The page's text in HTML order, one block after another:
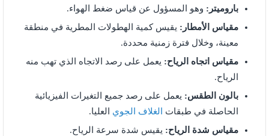
باروميتر: وهو المسؤول عن قياس ضغط الهواء.
مقياس الأمطار: يقيس كمية الهطولات المطرية في منطقة
معينة، وخلال فترة زمنية محددة.
مقياس اتجاه الرياح: يعمل على رصد الاتجاه الذي تهب منه
الرياح.
بالون الطقس: يعمل على رصد جميع التغيرات الفيزيائية
الحاصلة في طبقات
الغلاف الجوي العليا.
مقياس شدة الرياح: يقيس شدة سرعة الرياح.